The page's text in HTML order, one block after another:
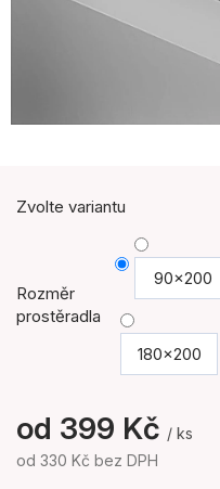
Zvolte variantu
Rozměr
prostěradla
90x200
180x200
od 399 Kč / ks
od 330 Kč bez DPH